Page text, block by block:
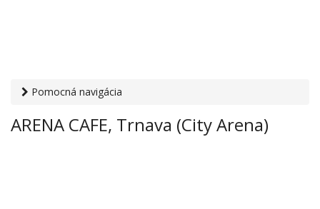
Pomocná navigácia
Trnava (City Arena)
ARENA CAFE, Trnava (City Arena)